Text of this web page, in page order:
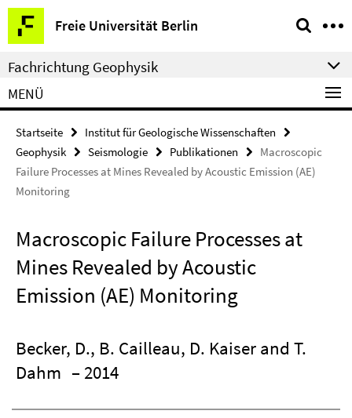
Springe
direkt
zu
Inhalt
Freie Universität Berlin
Service-
Navigation
Fachrichtung Geophysik
MENÜ
Startseite
Institut für Geologische Wissenschaften
Geophysik
Seismologie Publikationen
Macroscopic
Failure Processes at Mines Revealed by Acoustic Emission (AE)
Monitoring
Macroscopic Failure Processes at
Mines Revealed by Acoustic
Emission (AE) Monitoring
Becker, D., B. Cailleau, D. Kaiser and T.
Dahm – 2014